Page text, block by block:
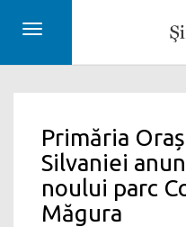
Toggle
Primăria
Silvaniei
noului parc
Măgura